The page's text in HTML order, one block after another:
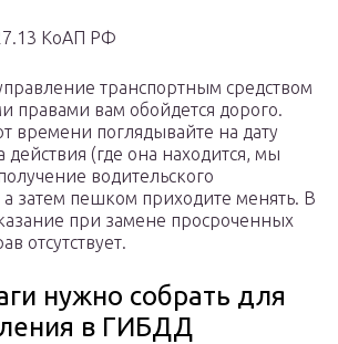
КоАП РФ
транспортным средством
правами вам обойдется дорого.
времени поглядывайте на дату
действия (где она находится, мы
водительского
а затем пешком приходите менять. В
при замене просроченных
отсутствует.
нужно собрать для
в ГИБДД